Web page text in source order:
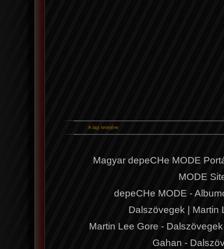
A lap tetejére
Magyar depeCHe MODE
MODE
depeCHe MODE -
Dalszövegek
Martin
Martin Lee Gore - Dalszövegek
Gahan -